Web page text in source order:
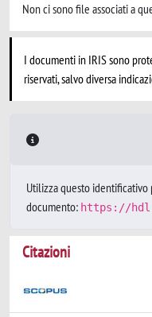
Non ci sono file associati a
I documenti in IRIS sono
riservati, salvo diversa
Utilizza questo
documento: https://
Citazioni